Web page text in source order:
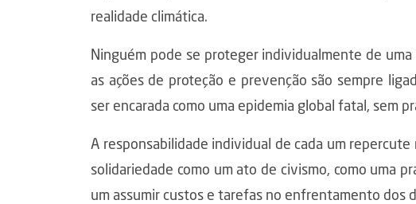
realidade climática.
Ninguém pode se proteger individualmente de
as ações de proteção e prevenção são sempre
ser encarada como uma epidemia global fatal, sem
A responsabilidade individual de cada um
solidariedade como um ato de civismo, como uma
um assumir custos e tarefas no enfrentamento dos